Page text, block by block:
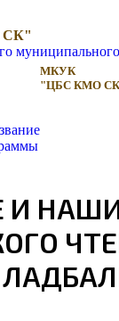
МКУК
"ЦБС КМО